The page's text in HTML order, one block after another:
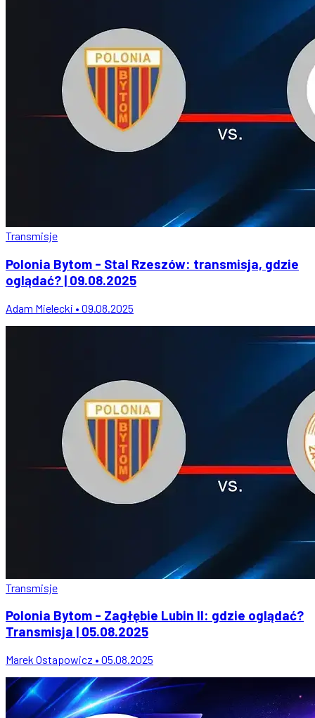
Transmisje
Polonia Bytom - Stal Rzeszów: transmisja, gdzie
oglądać? | 09.08.2025
Adam Mielecki • 09.08.2025
Transmisje
Polonia Bytom - Zagłębie Lubin II: gdzie oglądać?
Transmisja | 05.08.2025
Marek Ostapowicz • 05.08.2025